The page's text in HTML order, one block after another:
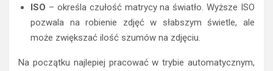
ISO – określa czułość matrycy na światło. Wyższe ISO
pozwala na robienie zdjęć w słabszym świetle, ale
może zwiększać ilość szumów na zdjęciu.
Na początku najlepiej pracować w trybie automatycznym,